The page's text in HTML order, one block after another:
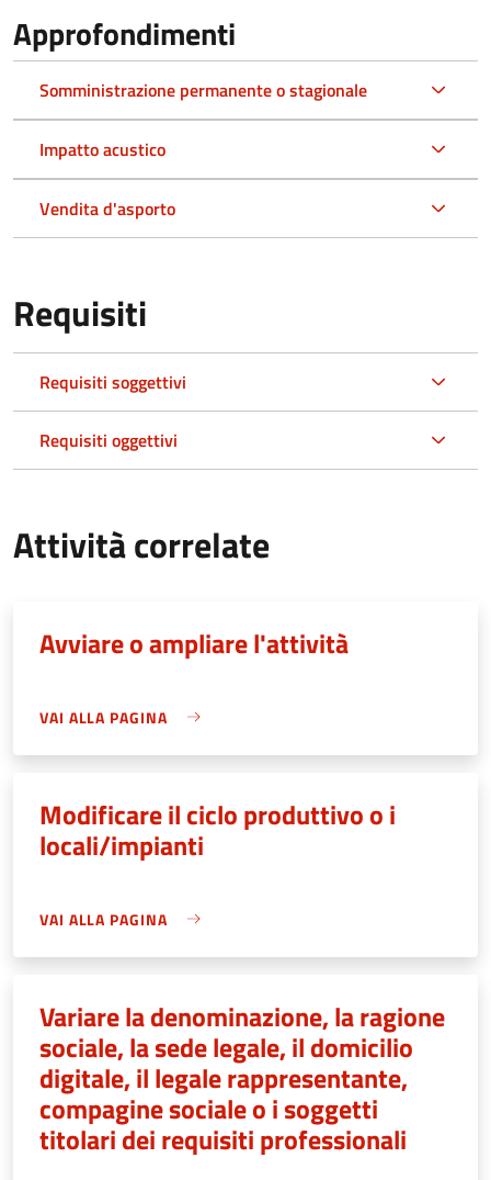
Approfondimenti
Somministrazione permanente o stagionale
Impatto acustico
Vendita d'asporto
Requisiti
Requisiti soggettivi
Requisiti oggettivi
Attività correlate
Avviare o ampliare l'attività
VAI ALLA PAGINA
Modificare il ciclo produttivo o i
locali/impianti
VAI ALLA PAGINA
Variare la denominazione, la ragione
sociale, la sede legale, il domicilio
digitale, il legale rappresentante,
compagine sociale o i soggetti
titolari dei requisiti professionali